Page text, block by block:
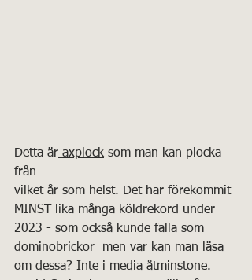
Detta är axplock som man kan plocka
från
vilket år som helst. Det har förekommit
MINST lika många köldrekord under
2023 - som också kunde falla som
dominobrickor  men var kan man läsa
om dessa? Inte i media åtminstone.